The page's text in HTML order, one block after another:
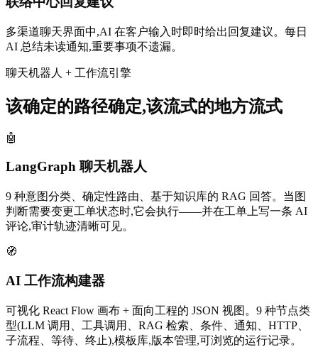
多渠道聊天界面中,AI 在客户输入时即时给出回复建议。每日
AI 总结未读通知,重要事项不遗漏。
聊天机器人 + 工作流引擎
该确定的路径确定,该流式的地方流式
🤖
LangGraph 聊天机器人
9 种意图分类、确定性路由、基于知识库的 RAG 回答。当图
判断需要变更工单状态时,它会执行——并在工单上写一条 AI
评论,审计轨迹清晰可见。
🧭
AI 工作流构建器
可视化 React Flow 画布 + 面向工程的 JSON 视图。9 种节点类
型(LLM 调用、工具调用、RAG 检索、条件、通知、HTTP、
子流程、等待、终止),模板库,版本管理,可浏览的运行记录。